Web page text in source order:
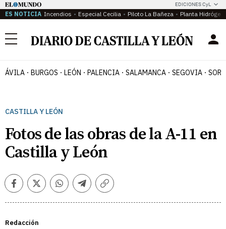
EDICIONES CyL
ES NOTICIA Incendios Especial Cecilia Piloto La Bañeza Planta
Menú
ÁVILA BURGOS LEÓN PALENCIA SALAMANCA SEGOVIA
CASTILLA Y LEÓN
Fotos de las obras de la A-11 en
Castilla y León
FacebookTwitterWhatsappTelegramCopiar
Redacción